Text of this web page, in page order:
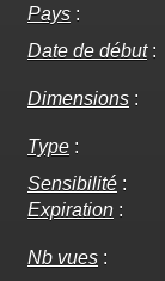
Pays :
Date de début:
Dimensions :
Type :
Sensibilité :
Expiration :
Nb vues :